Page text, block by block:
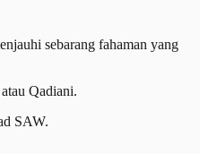
sebarang fahaman yang
Qadiani.
SAW.